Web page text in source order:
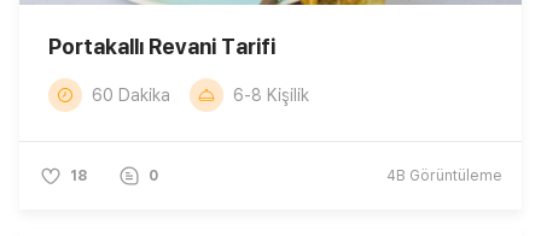
Portakallı Revani Tarifi
60 Dakika 6-8 Kişilik
18 0 4B Görüntüleme